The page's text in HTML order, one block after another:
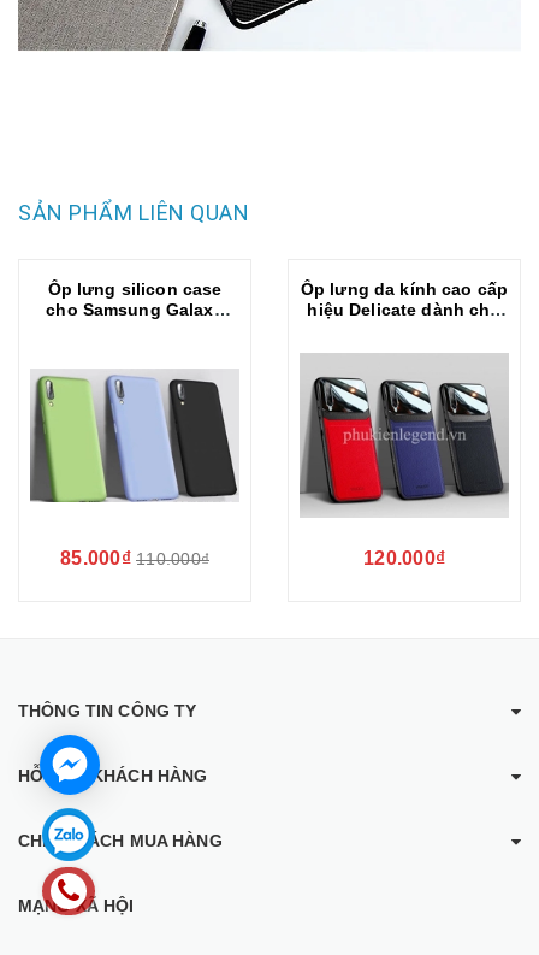
SẢN PHẨM LIÊN QUAN
Ốp lưng silicon case
cho Samsung Galaxy
KST mặt lưng siêu mềm
mịn, có gờ bảo vệ
camera
85.000₫ 110.000₫
Ốp lưng da kính cao cấp
hiệu Delicate dành cho
120.000₫
THÔNG TIN CÔNG TY
HỖ TRỢ KHÁCH HÀNG
CHÍNH SÁCH MUA HÀNG
MẠNG XÃ HỘI